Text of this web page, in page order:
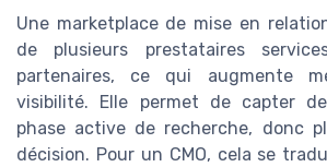
Une marketplace de mise en
de plusieurs prestataires
partenaires, ce qui augmente
visibilité. Elle permet de capter
phase active de recherche, donc
décision. Pour un CMO, cela se